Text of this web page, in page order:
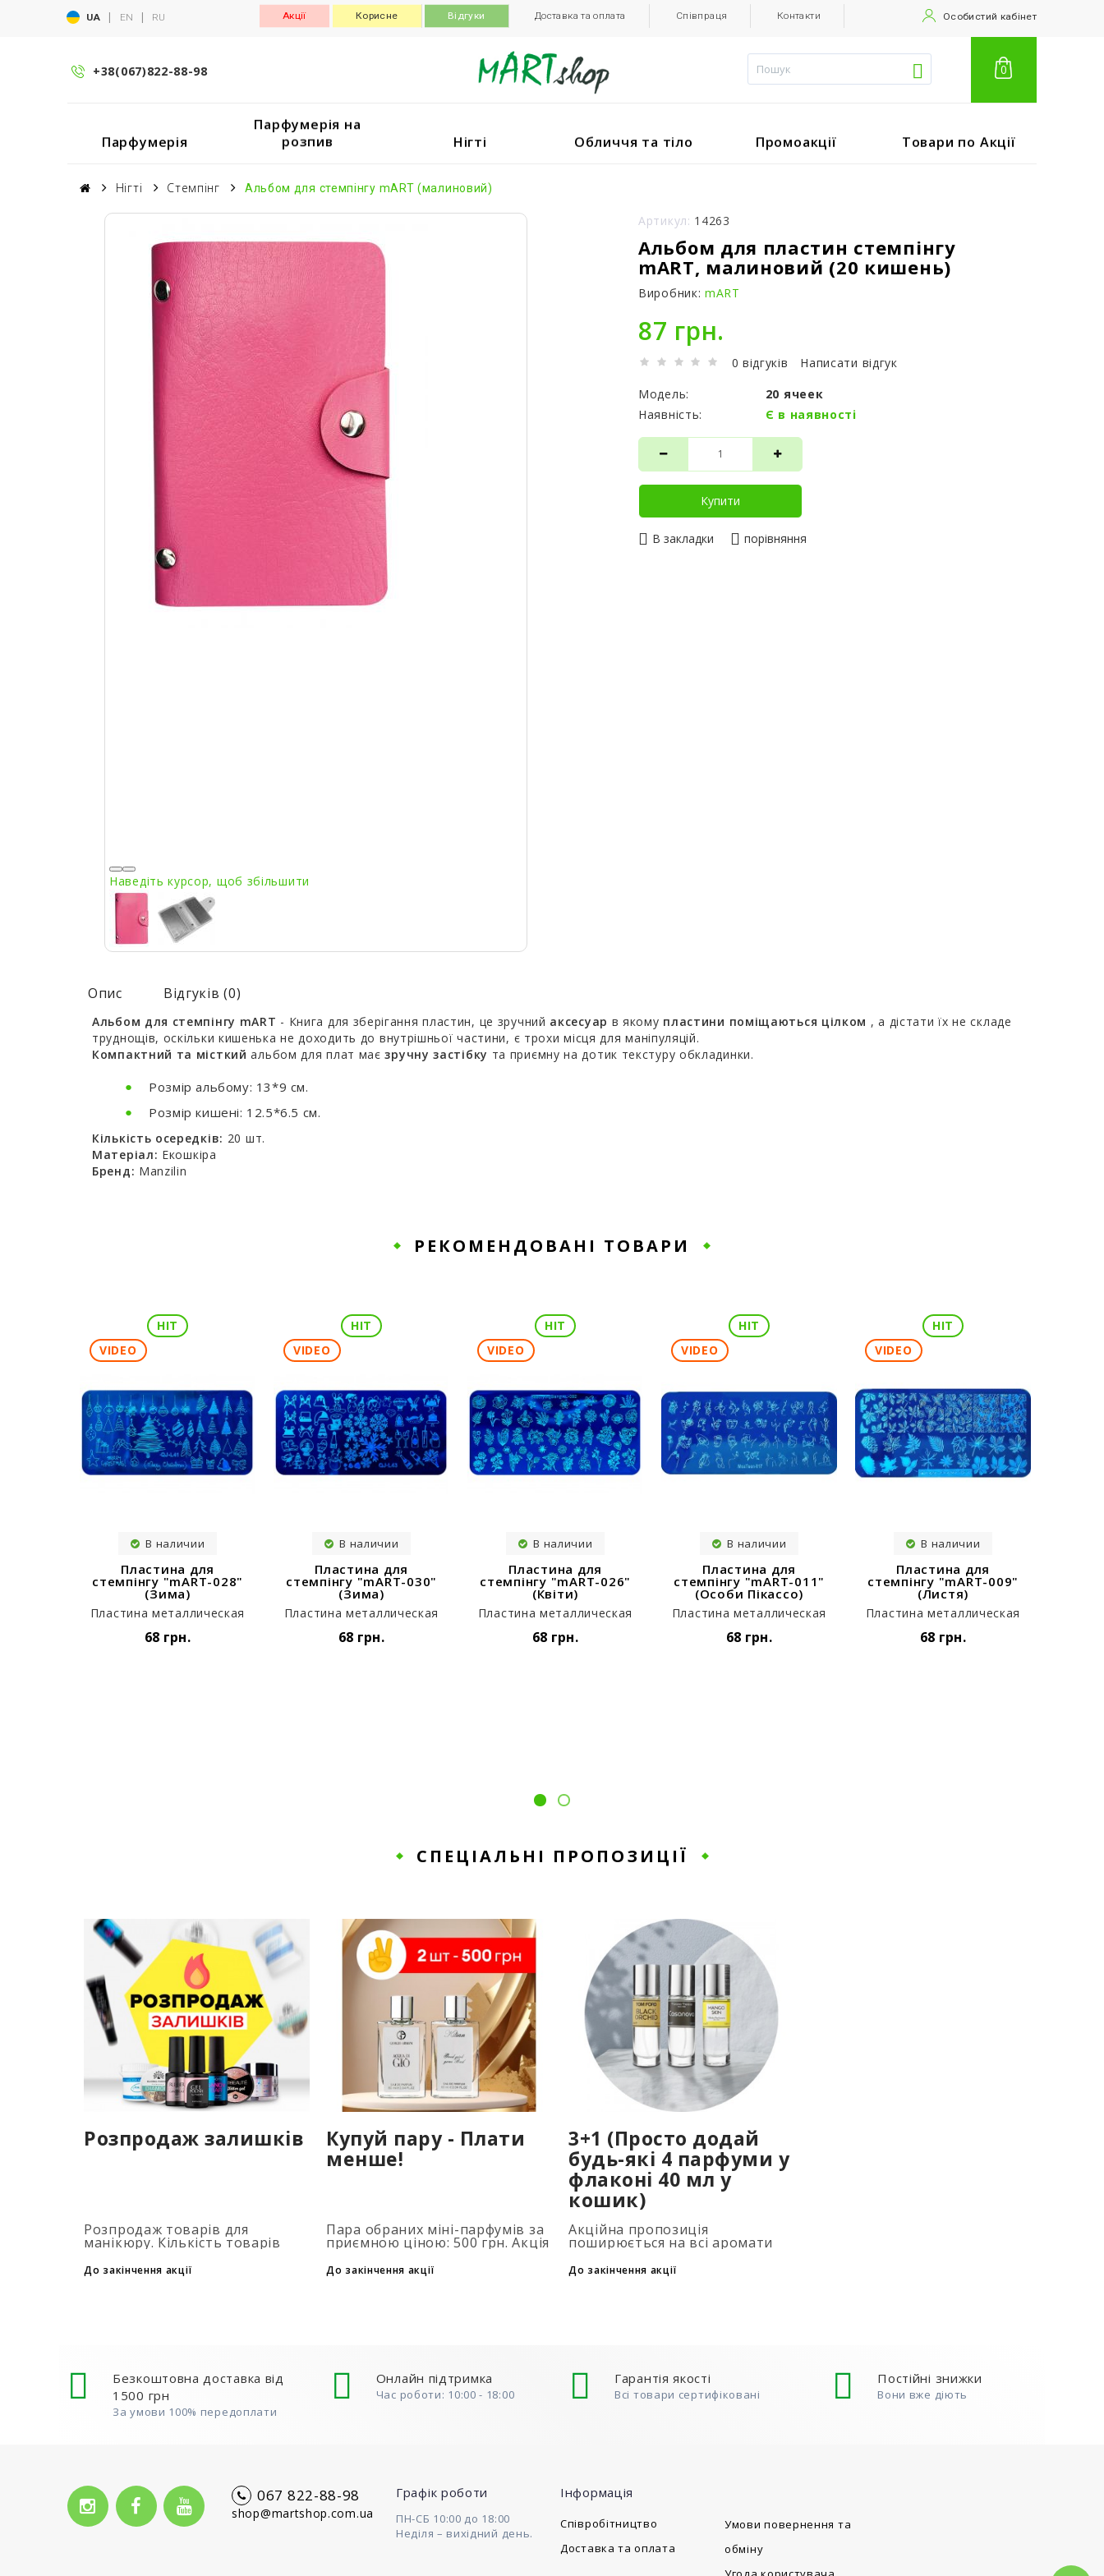
UA | EN | RU Акції Корисне Відгуки Доставка та оплата Співпраця Контакти Особистий кабінет
+38(067)822-88-98 0
Парфумерія
Парфумерія на
розпив
Нігті Обличчя та тіло Промоакції Товари по Акції
Нігті Стемпінг Альбом для стемпінгу mART (малиновий)
Наведіть курсор, щоб збільшити
Артикул: 14263
Альбом для пластин стемпінгу
mART, малиновий (20 кишень)
Виробник: mART
87 грн.
0 відгуків
Написати відгук
Модель:
20 ячеек
Наявність:
Є в наявності
Купити
В закладки порівняння
Опис Відгуків (0)
Альбом для стемпінгу mART - Книга для зберігання пластин, це зручний аксесуар в якому пластини поміщаються цілком , а дістати їх не складе
труднощів, оскільки кишенька не доходить до внутрішньої частини, є трохи місця для маніпуляцій.
Компактний та місткий альбом для плат маєзручну застібку та приємну на дотик текстуру обкладинки.
Розмір альбому: 13*9 см.
Розмір кишені: 12.5*6.5 см.
Кількість осередків: 20 шт.
Матеріал: Екошкіра
Бренд: Manzilin
РЕКОМЕНДОВАНІ ТОВАРИ
HIT
VIDEO
В наличии
Пластина для
стемпінгу "mART-028"
(Зима)
Пластина металлическая
68 грн.
HIT
VIDEO
В наличии
Пластина для
стемпінгу "mART-030"
(Зима)
Пластина металлическая
68 грн.
HIT
VIDEO
В наличии
Пластина для
стемпінгу "mART-026"
(Квіти)
Пластина металлическая
68 грн.
HIT
VIDEO
В наличии
Пластина для
стемпінгу "mART-011"
(Особи Пікассо)
Пластина металлическая
68 грн.
HIT
VIDEO
В наличии
Пластина для
стемпінгу "mART-009"
(Листя)
Пластина металлическая
68 грн.
СПЕЦІАЛЬНІ ПРОПОЗИЦІЇ
Розпродаж залишків
Розпродаж товарів для
манікюру. Кількість товарів
на таймері...
До закінчення акції
Купуй пару - Плати
менше!
Пара обраних міні-парфумів за
приємною ціною: 500 грн. Акція
при додаванні 2 та більше
флаконів у кошик. Кількість
До закінчення акції
3+1 (Просто додай
будь-які 4 парфуми у
флаконі 40 мл у
кошик)
Акційна пропозиція
поширюється на всі аромати
подарункових парфумів не
обмежена (3+1, 6+2, 9+3) Для
До закінчення акції
Безкоштовна доставка від
1500 грн
За умови 100% передоплати
Онлайн підтримка
Час роботи: 10:00 - 18:00
Гарантія якості
Всі товари сертифіковані
Постійні знижки
Вони вже діють
067 822-88-98
shop@martshop.com.ua
Графік роботи
ПН-СБ 10:00 до 18:00
Неділя – вихідний день.
Інформація
Cпівробітництво
Доставка та оплата
Умови повернення та
обміну